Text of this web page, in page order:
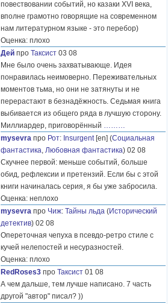
повествовании событий, но казаки XVI века,
вполне грамотно говорящие на современном
нам литературном языке - это перебор)
Оценка: плохо
Дей про Таксист 03 08
Мне было очень захватывающе. Идея
понравилась неимоверно. Переживательных
моментов тьма, но они не затянуты и не
перерастают в безнадёжность. Седьмая книга
выбивается из общего ряда в лучшую сторону.
Миллиардер, приговорённый ………
mysevra про Рот: Insurgent[en] (Социальная
фантастика, Любовная фантастика) 02 08
Скучнее первой: меньше событий, больше
обид, рефлексии и претензий. Если бы с этой
книги начиналась серия, я бы уже забросила.
Оценка: неплохо
mysevra про Чиж: Тайны льда (Исторический
детектив) 02 08
Опереточная чепуха в псевдо-ретро стиле с
кучей нелепостей и несуразностей.
Оценка: плохо
RedRoses3 про Таксист 01 08
А чем дальше, тем лучше написано. 7 часть
другой "автор" писал? ))